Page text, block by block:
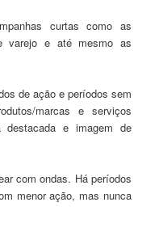
curtas como as
varejo e até mesmo as
de ação e períodos sem
marcas e serviços
destacada e imagem de
com ondas. Há períodos
menor ação, mas nunca